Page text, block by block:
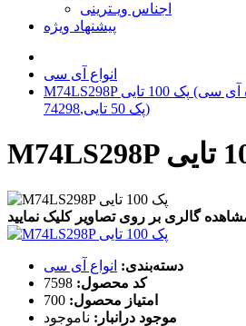
اجناس ویـترینی
پیشنهاد ویژه
انواع آی سی
M74LS298P پک 100 تایی (فروش ویژه آی سی M74LS298P
پک 50 تایی,74298)
دسته‌بندی: انواع آی سی
کد محصول: 7598
امتیاز محصول: 700
موجود درانبار: ناموجود